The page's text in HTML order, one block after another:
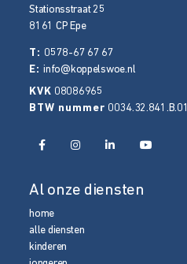
Stationsstraat 25
8161 CP Epe
T: 0578-67 67 67
E:info@koppelswoe.nl
KVK 08086965
BTW nummer 0034.32.841.B.01
Al onze diensten
home
alle diensten
kinderen